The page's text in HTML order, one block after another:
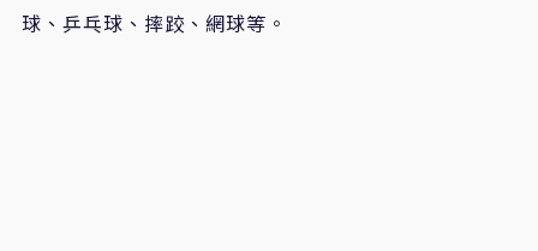
球、乒乓球、摔跤、網球等。